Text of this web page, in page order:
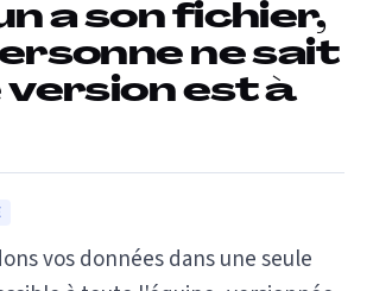
a son fichier,
ne sait
version est à
vos données dans une seule